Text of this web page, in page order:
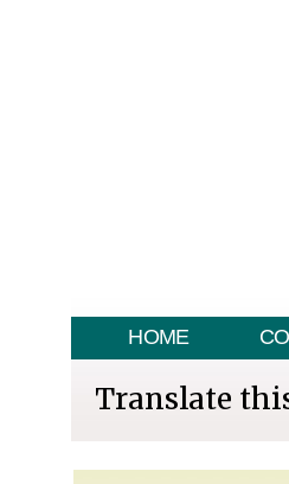
HOME
Translate